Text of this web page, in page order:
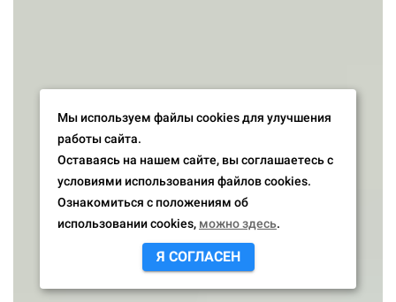
Мы используем файлы cookies для улучшения
работы сайта.
Оставаясь на нашем сайте, вы соглашаетесь с
условиями использования файлов cookies.
Ознакомиться с положениям об
использовании cookies, можно здесь.
Я СОГЛАСЕН